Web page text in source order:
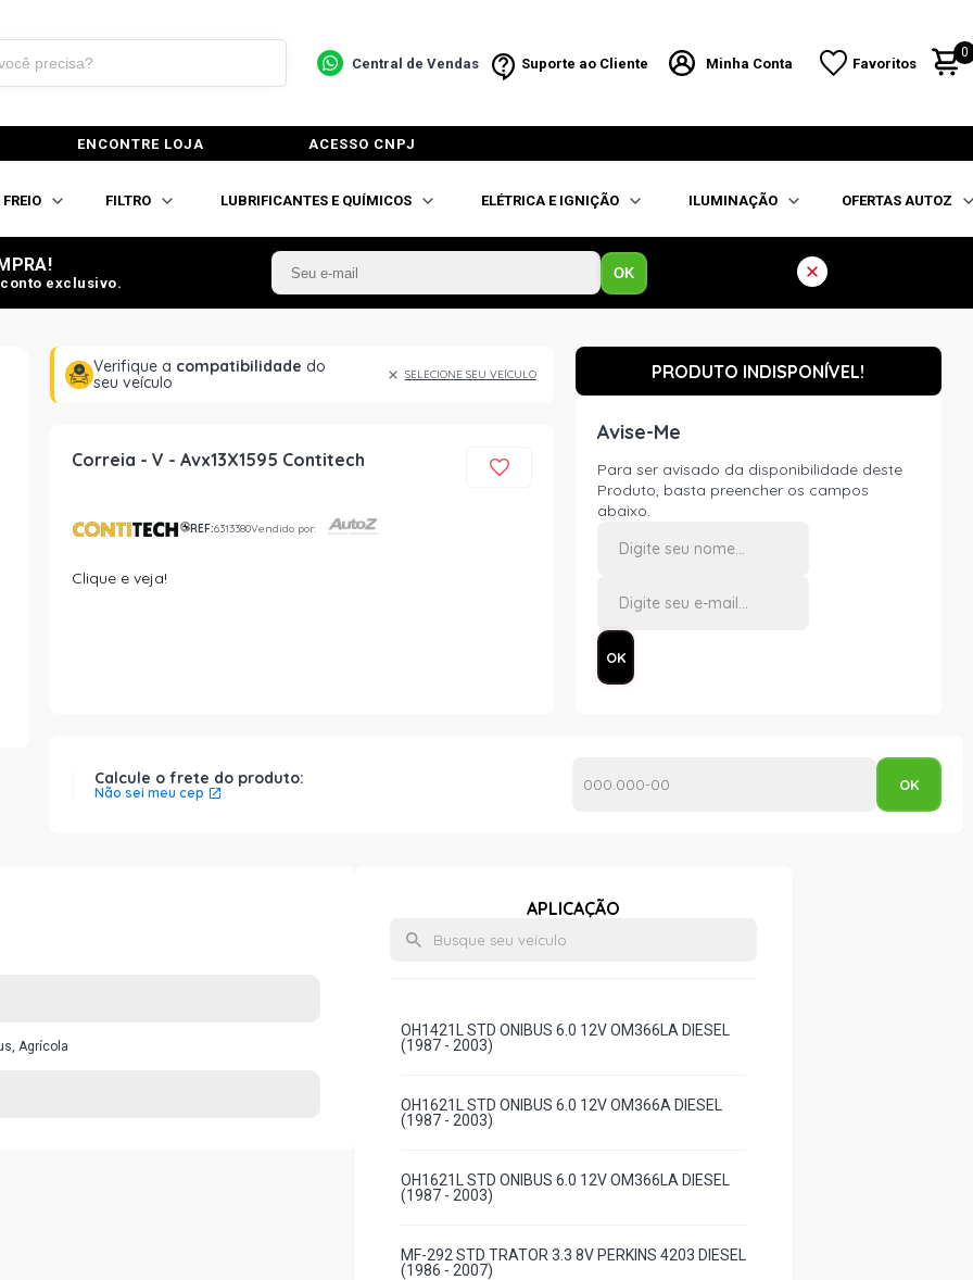
Central de Vendas Suporte ao Cliente Minha Conta Favoritos
0
ENCONTRE LOJA ACESSO CNPJ
FREIO FILTRO LUBRIFICANTES E QUÍMICOS ELÉTRICA E IGNIÇÃO ILUMINAÇÃO OFERTAS AUTOZ
exclusivo.
OK
Verifique a compatibilidade do
seu veículo
SELECIONE SEU VEÍCULO
Correia - V - Avx13X1595 Contitech
REF:6313380Vendido por:
Clique e veja!
PRODUTO INDISPONÍVEL!
Avise-Me
Para ser avisado da disponibilidade deste
Produto, basta preencher os campos
abaixo.
Calcule o frete do produto:
Não sei meu cep
Agrícola
APLICAÇÃO
OH1421L STD ONIBUS 6.0 12V OM366LA DIESEL
(1987 - 2003)
OH1621L STD ONIBUS 6.0 12V OM366A DIESEL
(1987 - 2003)
OH1621L STD ONIBUS 6.0 12V OM366LA DIESEL
(1987 - 2003)
MF-292 STD TRATOR 3.3 8V PERKINS 4203 DIESEL
(1986 - 2007)